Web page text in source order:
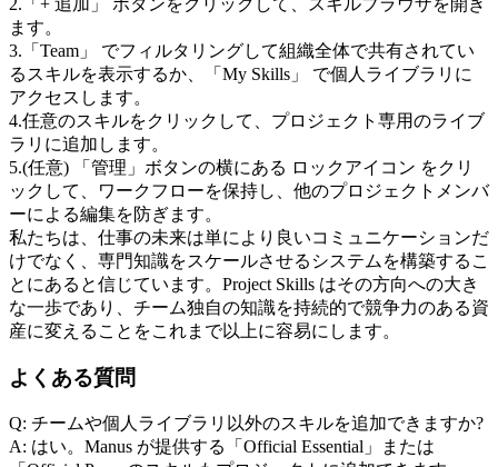
2. 「+ 追加」
ボタンをクリックして、スキルブラウザを開き
ます。
3. 「Team」
でフィルタリングして組織全体で共有されてい
るスキルを表示するか、
「My Skills」
で個人ライブラリに
アクセスします。
4.任意のスキルをクリックして、プロジェクト専用のライブ
ラリに追加します。
5.(任意) 「管理」ボタンの横にある ロックアイコン をクリ
ックして、ワークフローを保持し、他のプロジェクトメンバ
ーによる編集を防ぎます。
私たちは、仕事の未来は単により良いコミュニケーションだ
けでなく、専門知識をスケールさせるシステムを構築するこ
とにあると信じています。Project Skills はその方向への大き
な一歩であり、チーム独自の知識を持続的で競争力のある資
産に変えることをこれまで以上に容易にします。
よくある質問
Q: チームや個人ライブラリ以外のスキルを追加できますか?
A: はい。Manus が提供する「Official Essential」または